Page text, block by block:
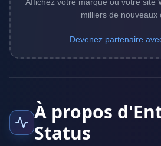
Affichez votre marque ou votre site
milliers de nouveaux
Devenez partenaire
À propos
Status